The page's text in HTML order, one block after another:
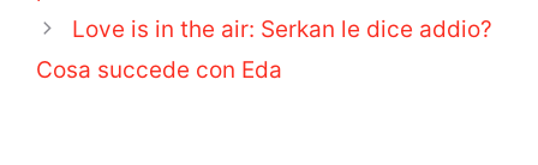
Love is in the air: Serkan le dice addio?
Cosa succede con Eda